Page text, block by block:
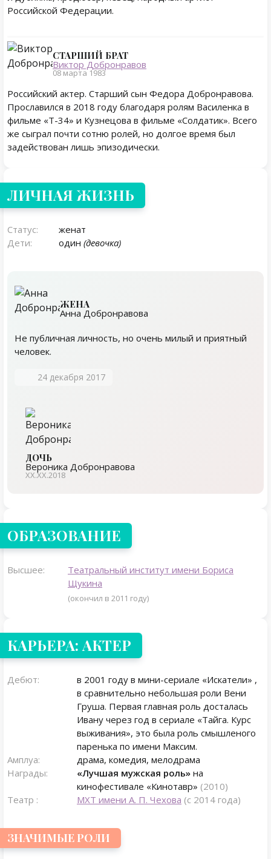
Российской Федерации.
СТАРШИЙ БРАТ
Виктор Добронравов
08 марта 1983
Российский актер. Старший сын Федора Добронравова.
Прославился в 2018 году благодаря ролям Василенка в
фильме «Т-34» и Кузнецова в фильме «Солдатик». Всего
же сыграл почти сотню ролей, но долгое время был
задействован лишь эпизодически.
Личная жизнь
ЛИЧНАЯ ЖИЗНЬ
Статус:
женат
Дети:
один (девочка)
ЖЕНА
Анна Добронравова
Не публичная личность, но очень милый и приятный
человек.
24 декабря 2017
ДОЧЬ
Вероника Добронравова
ХХ.ХХ.2018
ОБРАЗОВАНИЕ
Высшее:
Театральный институт имени Бориса
Щукина
(окончил в 2011 году)
КАРЬЕРА: АКТЕР
Дебют:
в 2001 году в мини-сериале «Искатели» ,
в сравнительно небольшая роли Вени
Груша. Первая главная роль досталась
Ивану через год в сериале «Тайга. Курс
выживания», это была роль смышленого
паренька по имени Максим.
Амплуа:
драма, комедия, мелодрама
Награды:
«Лучшая мужская роль» на
кинофестивале «Кинотавр» (2010)
Театр :
МХТ имени А. П. Чехова (с 2014 года)
ЗНАЧИМЫЕ РОЛИ